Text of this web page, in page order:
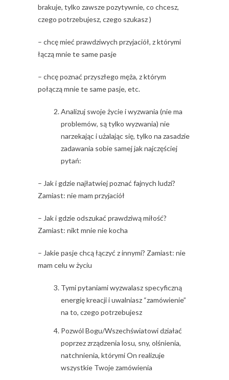
brakuje, tylko zawsze pozytywnie, co chcesz,
czego potrzebujesz, czego szukasz )
– chcę mieć prawdziwych przyjaciół, z którymi
łączą mnie te same pasje
– chcę poznać przyszłego męża, z którym
połączą mnie te same pasje, etc.
Analizuj swoje życie i wyzwania (nie ma
problemów, są tylko wyzwania) nie
narzekając i użalając się, tylko na zasadzie
zadawania sobie samej jak najczęściej
pytań:
– Jak i gdzie najłatwiej poznać fajnych ludzi?
Zamiast: nie mam przyjaciół
– Jak i gdzie odszukać prawdziwą miłość?
Zamiast: nikt mnie nie kocha
– Jakie pasje chcą łączyć z innymi? Zamiast: nie
mam celu w życiu
Tymi pytaniami wyzwalasz specyficzną
energię kreacji i uwalniasz “zamówienie”
na to, czego potrzebujesz
Pozwól Bogu/Wszechświatowi działać
poprzez zrządzenia losu, sny, olśnienia,
natchnienia, którymi On realizuje
wszystkie Twoje zamówienia